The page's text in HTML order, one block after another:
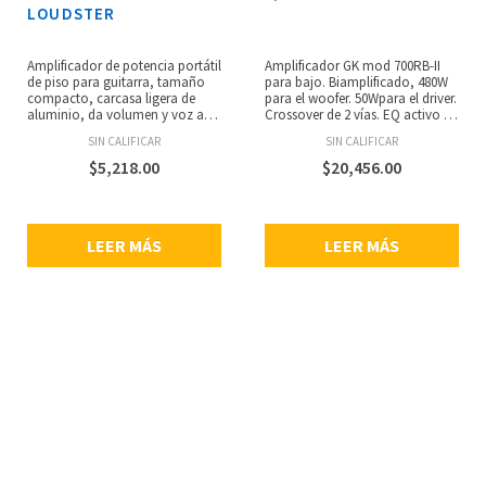
LOUDSTER
Amplificador de potencia portátil
de piso para guitarra, tamaño
compacto, carcasa ligera de
aluminio, da volumen y voz a
modeladores de amplificador,
potencia de salida de hasta 75
watts, compatible con gabinetes
de alta calidad con control de
volumen simple, alta
SIN CALIFICAR
$5,218.00
LEER MÁS
Amplificador GK mod 700RB-II
para bajo. Biamplificado, 480W
para el woofer. 50Wpara el driver.
Crossover de 2 vías. EQ activo de
expresiónpara bajos de 4 o 5
cuerdas. Ultra bajo nivel de ruido
90dB S / N. Clip LED, Pad de
SIN CALIFICAR
$20,456.00
LEER MÁS